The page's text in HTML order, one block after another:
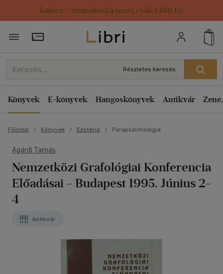
Kulacs / strandtáska most csak 1499 Ft!
Törzsvásárlói Kártya adatai
Részletes keresés
Könyvek E-könyvek Hangoskönyvek Antikvár
Főoldal Könyvek Ezotéria Parapszichológia
Agárdi Tamás
Nemzetközi Grafológiai Konferencia
Előadásai - Budapest 1995. Június 2-
4
Antikvár